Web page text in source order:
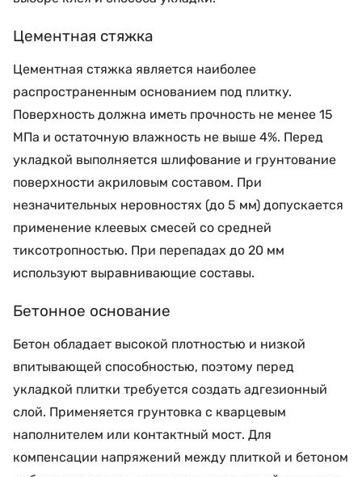
Цементная стяжка
Цементная стяжка является наиболее
распространенным основанием под плитку.
Поверхность должна иметь прочность не менее 15
МПа и остаточную влажность не выше 4%. Перед
укладкой выполняется шлифование и грунтование
поверхности акриловым составом. При
незначительных неровностях (до 5 мм) допускается
применение клеевых смесей со средней
тиксотропностью. При перепадах до 20 мм
используют выравнивающие составы.
Бетонное основание
Бетон обладает высокой плотностью и низкой
впитывающей способностью, поэтому перед
укладкой плитки требуется создать адгезионный
слой. Применяется грунтовка с кварцевым
наполнителем или контактный мост. Для
компенсации напряжений между плиткой и бетоном